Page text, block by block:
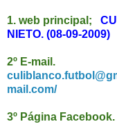
1. web principal;
NIETO. (08-09-2009)
2º E-mail.
mail.com/
3º Página Facebook.